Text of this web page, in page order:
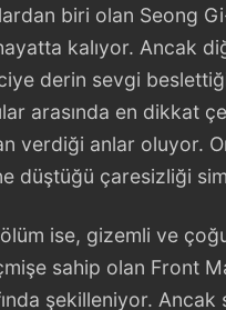
biri olan Seong
kalıyor. Ancak
derin sevgi
arasında en dikkat
verdiği anlar oluyor.
düştüğü çaresizliği
ise, gizemli ve
sahip olan Front
şekilleniyor. Ancak